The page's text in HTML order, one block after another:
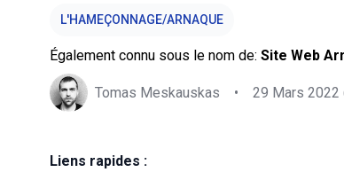
L'HAMEÇONNAGE/ARNAQUE
Également connu sous le nom de: Site Web
Tomas Meskauskas • 29 Mars 2022
Liens rapides :